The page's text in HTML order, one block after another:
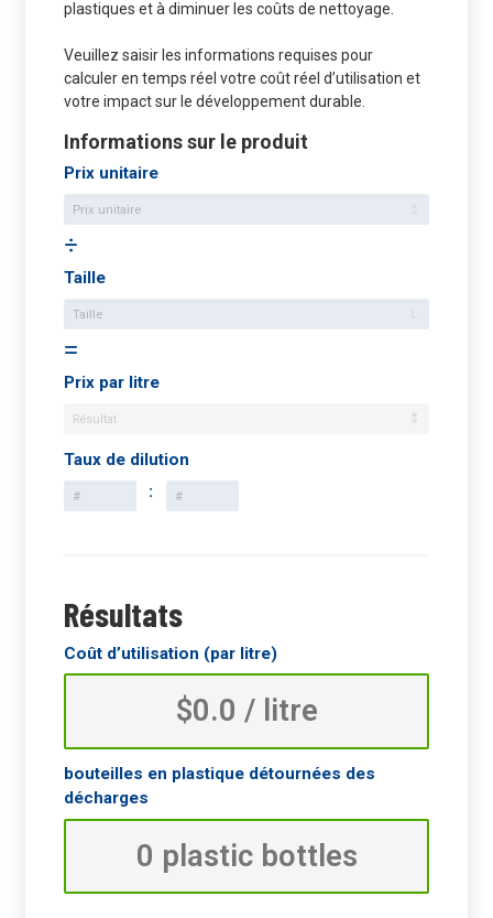
plastiques et à diminuer les coûts de nettoyage.
Veuillez saisir les informations requises pour
calculer en temps réel votre coût réel d’utilisation et
votre impact sur le développement durable.
Informations sur le produit
Prix unitaire
$
Taille
L
Prix par litre
$
Taux de dilution
:
Résultats
Coût d’utilisation (par litre)
bouteilles en plastique détournées des
décharges